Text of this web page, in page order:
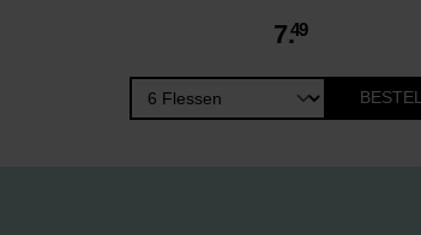
7.49
BESTEL